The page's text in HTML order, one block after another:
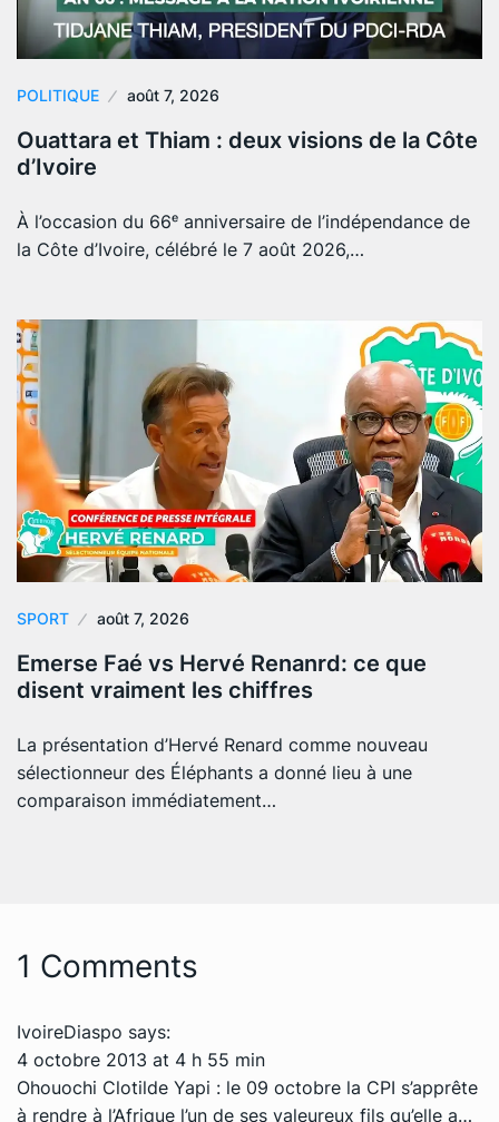
POLITIQUE août 7, 2026
Ouattara et Thiam : deux visions de la Côte
d’Ivoire
À l’occasion du 66ᵉ anniversaire de l’indépendance de
la Côte d’Ivoire, célébré le 7 août 2026,…
SPORT août 7, 2026
Emerse Faé vs Hervé Renanrd: ce que
disent vraiment les chiffres
La présentation d’Hervé Renard comme nouveau
sélectionneur des Éléphants a donné lieu à une
comparaison immédiatement…
1 Comments
IvoireDiaspo says:
4 octobre 2013 at 4 h 55 min
Ohouochi Clotilde Yapi : le 09 octobre la CPI s’apprête
à rendre à l’Afrique l’un de ses valeureux fils qu’elle a…